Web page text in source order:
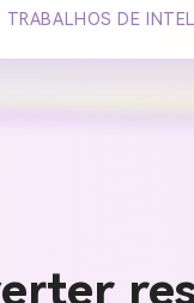
TRABALHOS DE